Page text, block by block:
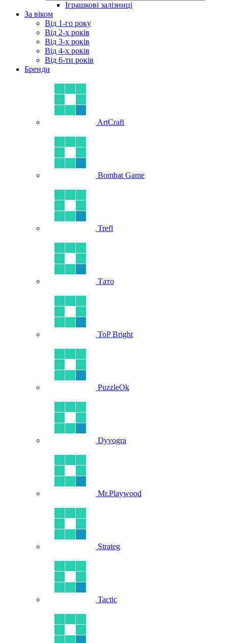
Іграшкові залізниці
За віком
Від 1-го року
Від 2-х років
Від 3-х років
Від 4-х років
Від 6-ти років
Бренди
ArtCraft
Bombat Game
Trefl
Тато
ToP Bright
PuzzleOk
Dyvogra
Mr.Playwood
Strateg
Tactic